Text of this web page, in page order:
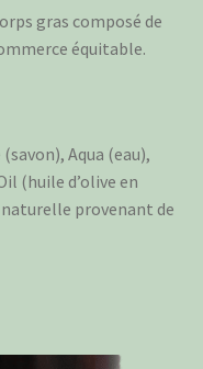
gras composé de
équitable.
Aqua (eau),
(huile d’olive en
provenant de